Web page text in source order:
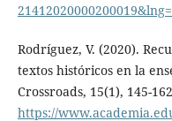
Rodríguez, V. (2020).
textos históricos en la
Crossroads, 15(1), 145-
https://